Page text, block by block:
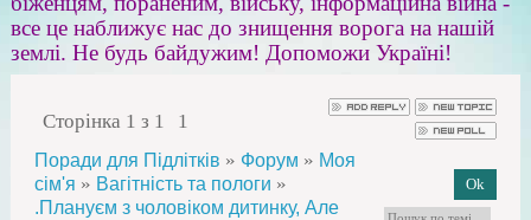
все це наближує нас до знищення ворога на нашій
землі. Не будь байдужим! Допоможи Україні!
Сторінка 1 з 1 1
Поради для Підлітків » Форум » Моя
сім'я » Вагітність та пологи »
.Плануєм з чоловіком дитинку, Але